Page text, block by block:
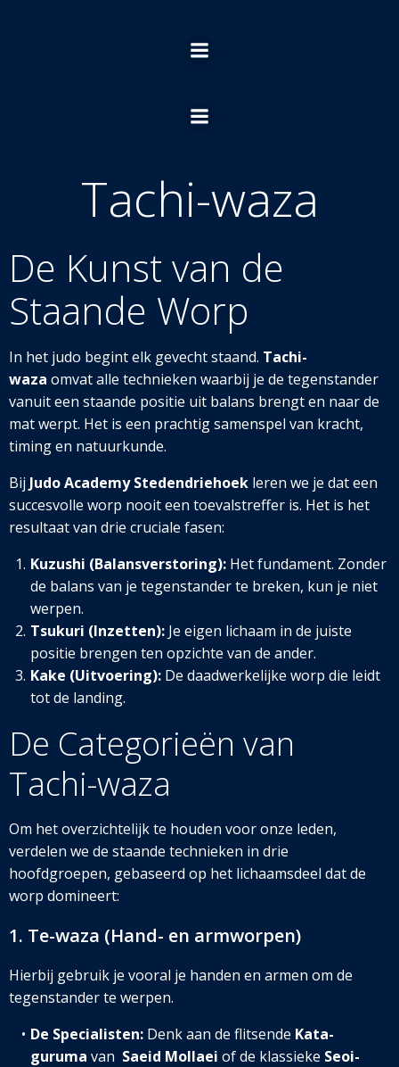
de
Tachi-waza
De Kunst van de
Staande Worp
In het judo begint elk gevecht staand. Tachi-
waza omvat alle technieken waarbij je de tegenstander
vanuit een staande positie uit balans brengt en naar de
mat werpt. Het is een prachtig samenspel van kracht,
timing en natuurkunde.
Bij Judo Academy Stedendriehoek leren we je dat een
succesvolle worp nooit een toevalstreffer is. Het is het
resultaat van drie cruciale fasen:
Kuzushi (Balansverstoring):Het fundament. Zonder
de balans van je tegenstander te breken, kun je niet
werpen.
Tsukuri (Inzetten):Je eigen lichaam in de juiste
positie brengen ten opzichte van de ander.
Kake (Uitvoering):De daadwerkelijke worp die leidt
tot de landing.
De Categorieën van
Tachi-waza
Om het overzichtelijk te houden voor onze leden,
verdelen we de staande technieken in drie
hoofdgroepen, gebaseerd op het lichaamsdeel dat de
worp domineert:
1. Te-waza (Hand- en armworpen)
Hierbij gebruik je vooral je handen en armen om de
tegenstander te werpen.
De Specialisten:Denk aan de flitsende Kata-
guruma van Saeid Mollaei of de klassieke Seoi-